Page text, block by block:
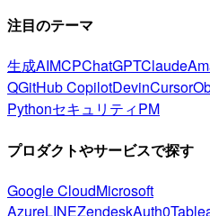
注目のテーマ
生成AIMCPChatGPTClaude
QGitHub CopilotDevinCursor
PythonセキュリティPM
プロダクトやサービスで探す
Google CloudMicrosoft
AzureLINEZendeskAuth0